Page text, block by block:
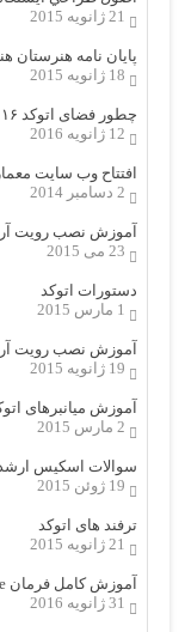
21 ژانویه 2015
پایان نامه هنرستان
18 ژانویه 2015
چطور فضای اتوکد ۲۰۱۶ را کلاسیک کنیم؟
12 ژانویه 2016
افتتاح وب سایت
2 دسامبر 2014
آموزش نصب رویت
23 می 2015
دستورات اتوکد
1 مارس 2015
آموزش نصب رویت
19 ژانویه 2015
آموزش میانبرهای
2 مارس 2015
سوالات اسکیس ارشد
19 ژوئن 2015
ترفند های اتوکد
21 ژانویه 2015
آموزش کامل فرمان Scale در اتوکد
31 ژانویه 2016